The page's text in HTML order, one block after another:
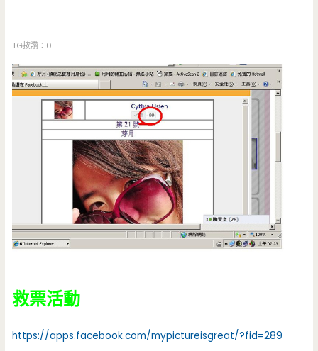
TG按讚：0
救票活動
https://apps.facebook.com/mypictureisgreat/?fid=289